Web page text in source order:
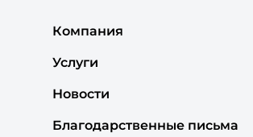
Компания
Услуги
Новости
Благодарственные письма